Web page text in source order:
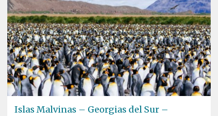
Islas Malvinas – Georgias del Sur –